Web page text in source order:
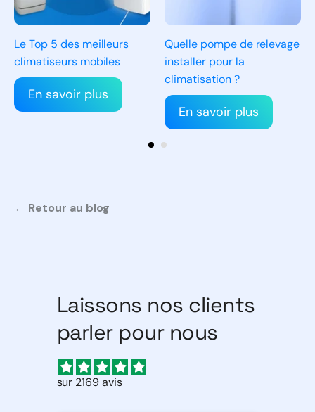
Le Top 5 des meilleurs
climatiseurs mobiles
En savoir plus
Quelle pompe de relevage
installer pour la
climatisation ?
En savoir plus
← Retour au blog
Laissons nos clients
parler pour nous
sur 2169 avis